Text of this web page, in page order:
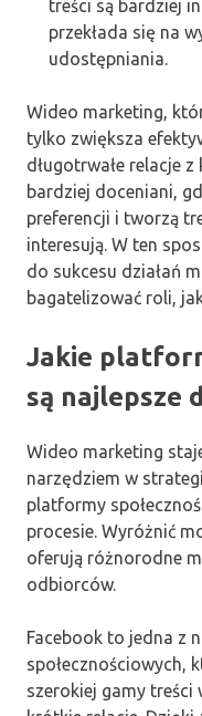
treści są bardziej
przekłada się na
udostępniania.
Wideo marketing,
tylko zwiększa
długotrwałe relacje
bardziej doceniani,
preferencji i tworzą
interesują. W ten
do sukcesu działań
bagatelizować roli,
Jakie
są najlepsze
Wideo marketing
narzędziem w
platformy
procesie. Wyróżnić
oferują różnorodne
odbiorców.
Facebook to jedna z
społecznościowych,
szerokiej gamy treści